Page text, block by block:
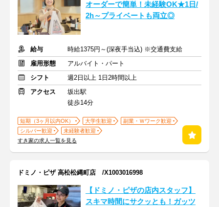
オーダーで簡単！未経験OK★1日/
2h～プライベートも両立◎
給与
時給1375円～(深夜手当込) ※交通費支給
雇用形態
アルバイト・パート
シフト
週2日以上 1日2時間以上
アクセス
坂出駅
徒歩14分
短期（3ヶ月以内OK） 大学生歓迎
副業・Ｗワーク歓迎
シルバー歓迎
未経験者歓迎
すき家の求人一覧を見る
ドミノ・ピザ 高松松縄町店 /X1003016998
【ドミノ・ピザの店内スタッフ】
スキマ時間にサクッとも！ガッツ